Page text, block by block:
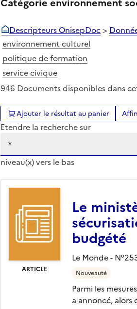
Descripteurs OnisepDoc>
environnement culturel
politique de formation
service civique
946 Documents disponibles dans
Ajouter le résultat au panier
Etendre la recherche sur
niveau(x) vers le bas
ARTICLE
Le
budgété
Le Monde -
Nouveauté
Parmi les
a annoncé, alors